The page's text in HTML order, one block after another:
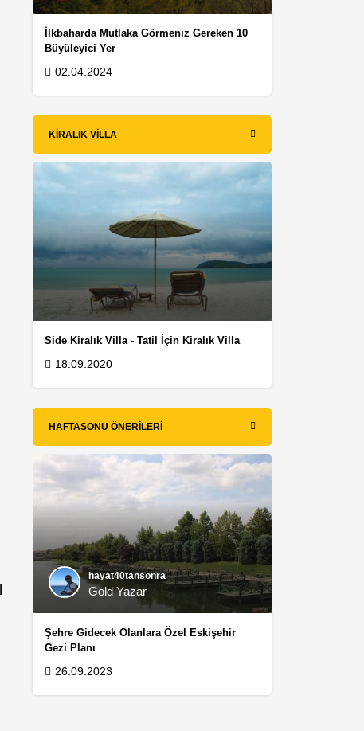
İlkbaharda Mutlaka Görmeniz Gereken 10
Büyüleyici Yer
02.04.2024
KIRALIK VILLA
Side Kiralık Villa - Tatil İçin Kiralık Villa
18.09.2020
HAFTASONU ÖNERILERI
hayat40tansonra
Gold Yazar
Şehre Gidecek Olanlara Özel Eskişehir
Gezi Planı
26.09.2023